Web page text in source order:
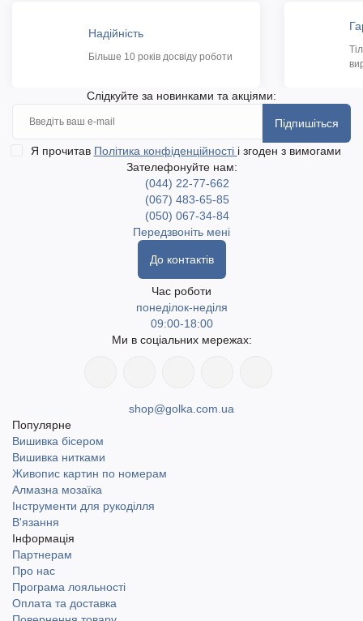
Надійність
Більше 10 років досвіду роботи
Слідкуйте за новинками та акціями:
Підпишіться
Я прочитав Політика конфіденційності і згоден з вимогами
Зателефонуйте нам:
(044) 22-77-662
(067) 483-65-85
(050) 067-34-84
Передзвоніть мені
До контактів
Час роботи
понеділок-неділя
09:00-18:00
Ми в соціальних мережах:
shop@golka.com.ua
Популярне
Вишивка бісером
Вишивка нитками
Живопис картин по номерам
Алмазна мозаїка
Інструменти для рукоділля
В'язання
Інформація
Партнерам
Про нас
Програма лояльності
Оплата та доставка